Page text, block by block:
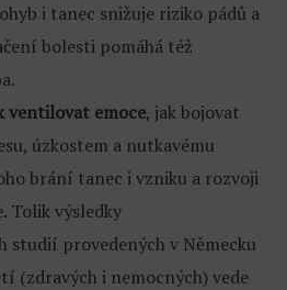
i tanec snižuje riziko pádů a
bolesti pomáhá též
ventilovat emoce, jak bojovat
úzkostem a nutkavému
brání tanec i vzniku a rozvoji
Tolik výsledky
provedených v Německu
(zdravých i nemocných) vede